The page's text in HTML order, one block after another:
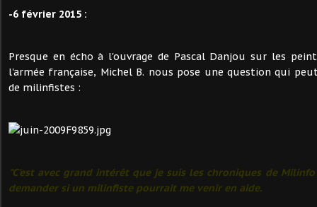
-6 février 2015 :
Presque en écho à l'ouvrage de Pascal Danjou sur les
l'armée française, Michel B. nous pose une question qui
de milinfistes :
"C'est avec grand intérêt que je suis les chroniques de Milinfo
demander si un milinfiste pourrait me venir en aide.